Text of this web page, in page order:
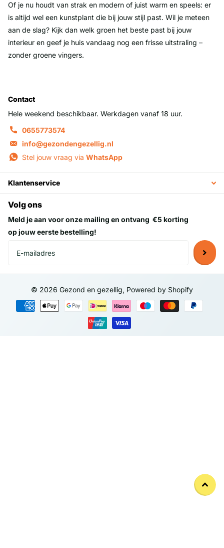
Of je nu houdt van strak en modern of juist warm en speels: er
is altijd wel een kunstplant die bij jouw stijl past. Wil je meteen
aan de slag? Kijk dan welk groen het beste past bij jouw
interieur en geef je huis vandaag nog een frisse uitstraling –
zonder groene vingers.
Klantenservice
Contact
Hele weekend beschikbaar. Werkdagen vanaf 18 uur.
0655773574
info@gezondengezellig.nl
Stel jouw vraag via WhatsApp
Volg ons
Meld je aan voor onze mailing en ontvang €5 korting
op jouw eerste bestelling!
© 2026 Gezond en gezellig, Powered by Shopify